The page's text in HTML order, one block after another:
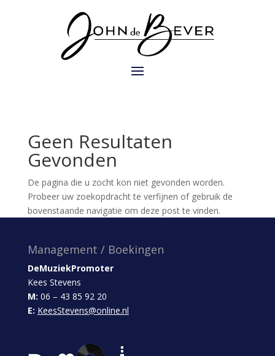
Geen Resultaten
Gevonden
De pagina die u zocht kon niet gevonden worden.
Probeer uw zoekopdracht te verfijnen of gebruik de
bovenstaande navigatie om deze post te vinden.
Management / Boekingen
DeMuziekPromoter
Kees Stevens
M: 06 – 43 85 92 20
E: KeesStevens@online.nl